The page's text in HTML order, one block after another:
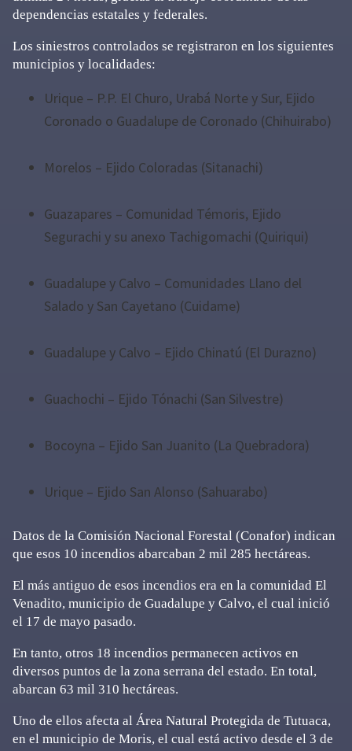
dependencias estatales y federales.
Los siniestros controlados se registraron en los siguientes
municipios y localidades:
Urique – P.P. El Churo, Urabá Norte y Sur, Ejido
Coronado o Guadalupe de Coronado (Chihuirabo)
Morelos – Ejido Coloradas (Sitanachi)
Guazapares – Comunidad Témoris, Ejido
Segurachi y su anexo Tachigomachi (Quiriqui)
Guadalupe y Calvo – Comunidades Llano del
Salado y San Cayetano (Cuidame)
Guadalupe y Calvo – Ejido Chinatú (El Durazno)
Guachochi – Ejido Tónachi (San Silvestre)
Bocoyna – Ejido San Juanito (La Quebradora)
Urique – Ejido San Alonso (Sahuarabo)
Datos de la Comisión Nacional Forestal (Conafor) indican
que esos 10 incendios abarcaban 2 mil 285 hectáreas.
El más antiguo de esos incendios era en la comunidad El
Venadito, municipio de Guadalupe y Calvo, el cual inició
el 17 de mayo pasado.
En tanto, otros 18 incendios permanecen activos en
diversos puntos de la zona serrana del estado. En total,
abarcan 63 mil 310 hectáreas.
Uno de ellos afecta al Área Natural Protegida de Tutuaca,
en el municipio de Moris, el cual está activo desde el 3 de